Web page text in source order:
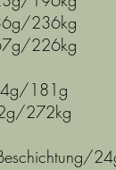
236kg
226kg
181g
272kg